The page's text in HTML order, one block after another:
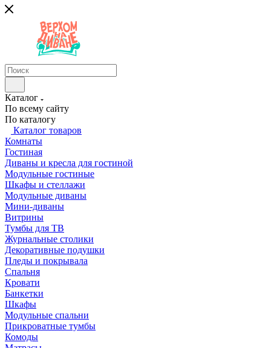
Каталог
По всему сайту
По каталогу
Каталог товаров
Комнаты
Гостиная
Диваны и кресла для гостиной
Модульные гостиные
Шкафы и стеллажи
Модульные диваны
Мини-диваны
Витрины
Тумбы для ТВ
Журнальные столики
Декоративные подушки
Пледы и покрывала
Спальня
Кровати
Банкетки
Шкафы
Модульные спальни
Прикроватные тумбы
Комоды